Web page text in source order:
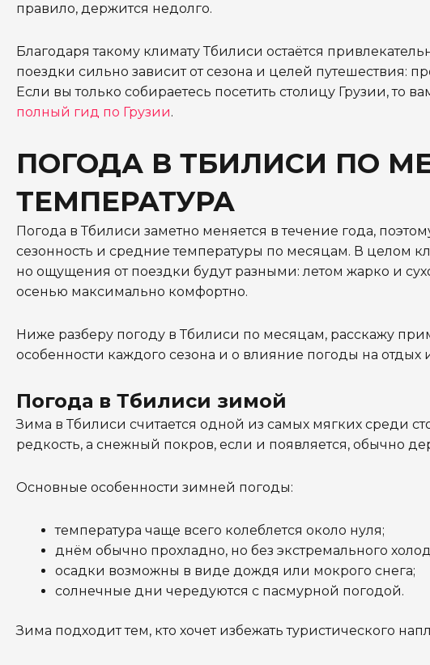
правило, держится недолго.
Благодаря такому климату Тбилиси остаётся
поездки сильно зависит от сезона и целей путешествия:
Если вы только собираетесь посетить столицу Грузии, то
полный гид по Грузии.
ПОГОДА В ТБИЛИСИ ПО
ТЕМПЕРАТУРА
Погода в Тбилиси заметно меняется в течение года,
сезонность и средние температуры по месяцам. В целом
но ощущения от поездки будут разными: летом жарко и
осенью максимально комфортно.
Ниже разберу погоду в Тбилиси по месяцам, расскажу
особенности каждого сезона и о влияние погоды на отдых
Погода в Тбилиси зимой
Зима в Тбилиси считается одной из самых мягких среди
редкость, а снежный покров, если и появляется, обычно
Основные особенности зимней погоды:
температура чаще всего колеблется около нуля;
днём обычно прохладно, но без экстремального
осадки возможны в виде дождя или мокрого снега;
солнечные дни чередуются с пасмурной погодой.
Зима подходит тем, кто хочет избежать туристического